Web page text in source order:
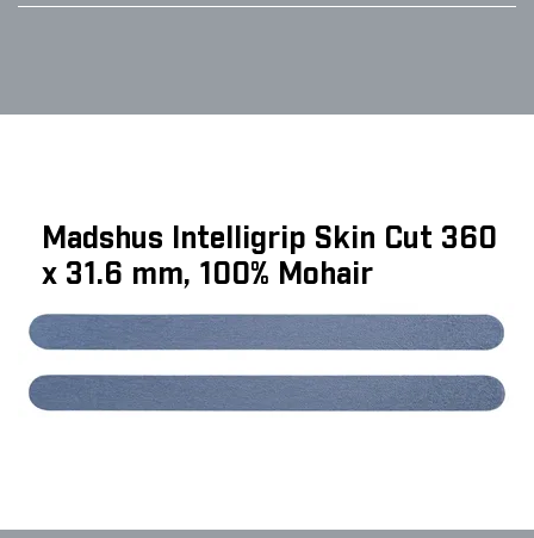
Madshus Intelligrip Skin Cut 360
x 31.6 mm, 100% Mohair